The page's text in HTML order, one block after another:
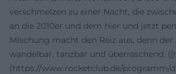
verschmelzen zu einer Nacht, die
an die 2010er und dem hier und jetzt
Mischung macht den Reiz aus, denn
wandelbar, tanzbar und überraschend.
(https://www.rocketclub.de/programm/